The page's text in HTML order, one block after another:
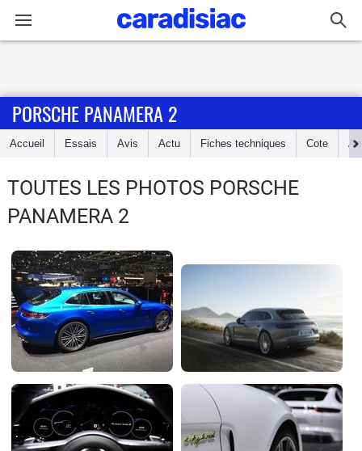
Accueil
Essais
d'achat
Electriques
Utilitaires
Flottes
Auto
Services
PORSCHE PANAMERA 2
Accueil Essais Avis Actu Fiches techniques Cote
TOUTES LES PHOTOS PORSCHE
PANAMERA 2